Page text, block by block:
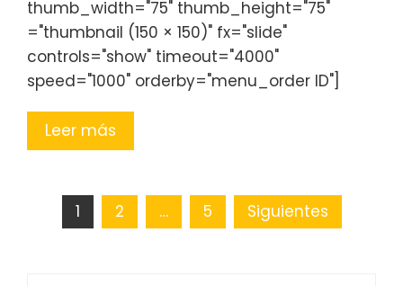
thumb_width="75" thumb_height="75"
="thumbnail (150 × 150)" fx="slide"
controls="show" timeout="4000"
speed="1000" orderby="menu_order ID"]
Leer más
1 2 … 5 Siguientes